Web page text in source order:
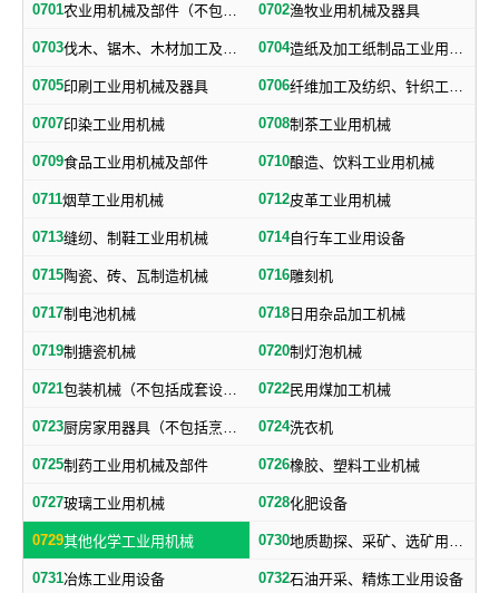
0701 农业用机械及部件（不包括小农具） 0702渔牧业用机械及器具
0703 伐木、锯木、木材加工及火柴生产用机械及器具 0704 造纸及加工纸制品工业用机械及器具
0705印刷工业用机械及器具 0706 纤维加工及纺织、针织工业用机械及部件
0707印染工业用机械 0708制茶工业用机械
0709食品工业用机械及部件 0710酿造、饮料工业用机械
0711烟草工业用机械 0712皮革工业用机械
0713缝纫、制鞋工业用机械 0714自行车工业用设备
0715陶瓷、砖、瓦制造机械 0716雕刻机
0717制电池机械 0718 日用杂品加工机械
0719制搪瓷机械 0720制灯泡机械
0721 包装机械（不包括成套设备专用包装机械） 0722民用煤加工机械
0723 厨房家用器具（不包括烹调、电气加热设备及厨房手工具） 0724洗衣机
0725制药工业用机械及部件 0726橡胶、塑料工业机械
0727玻璃工业用机械 0728化肥设备
0729其他化学工业用机械 0730 地质勘探、采矿、选矿用机械
0731冶炼工业用设备 0732石油开采、精炼工业用设备